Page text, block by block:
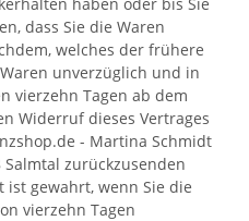
dass Sie die Waren
welches der frühere
unverzüglich und in
vierzehn Tagen ab dem
Widerruf dieses Vertrages
- Martina Schmidt
zurückzusenden
ist gewahrt, wenn Sie die
vierzehn Tagen